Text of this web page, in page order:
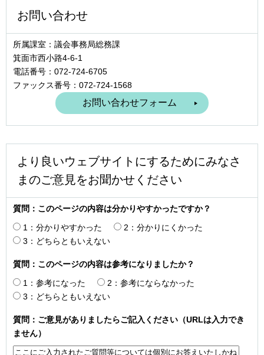
お問い合わせ
所属課室：議会事務局総務課
箕面市西小路4‐6‐1
電話番号：072-724-6705
ファックス番号：072-724-1568
より良いウェブサイトにするためにみなさ
まのご意見をお聞かせください
質問：このページの内容は分かりやすかったですか？
1：分かりやすかった
2：分かりにくかった
3：どちらともいえない
質問：このページの内容は参考になりましたか？
1：参考になった
2：参考にならなかった
3：どちらともいえない
質問：ご意見がありましたらご記入ください（URLは入力でき
ません）